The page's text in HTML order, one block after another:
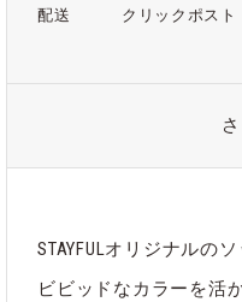
配送 クリックポスト
STAYFULオリジナルの
ビビッドなカラーを活